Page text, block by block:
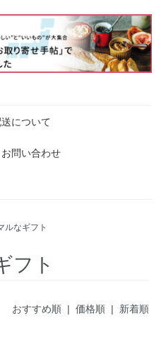
について
お問い合わせ
ルなギフト
フト
おすすめ順 | 価格順| 新着順